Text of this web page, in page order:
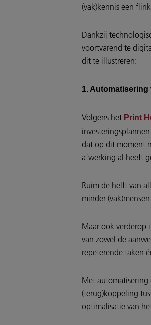
(vak)kennis een
Dankzij
voortvarend te
dit te illustreren:
1. Automatisering
Volgens het Print
dat op dit moment
afwerking al heeft
Ruim de helft van
minder
Maar ook verderop
van zowel de
repeterende taken
Met automatisering
(terug)koppeling
optimalisatie van